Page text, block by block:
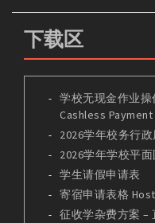
下载区
学校无现金作业操
Cashless
2026学年校务行政
2026学年学校平面
学生请假申请表
寄宿申请表格
征收学杂费方案 –